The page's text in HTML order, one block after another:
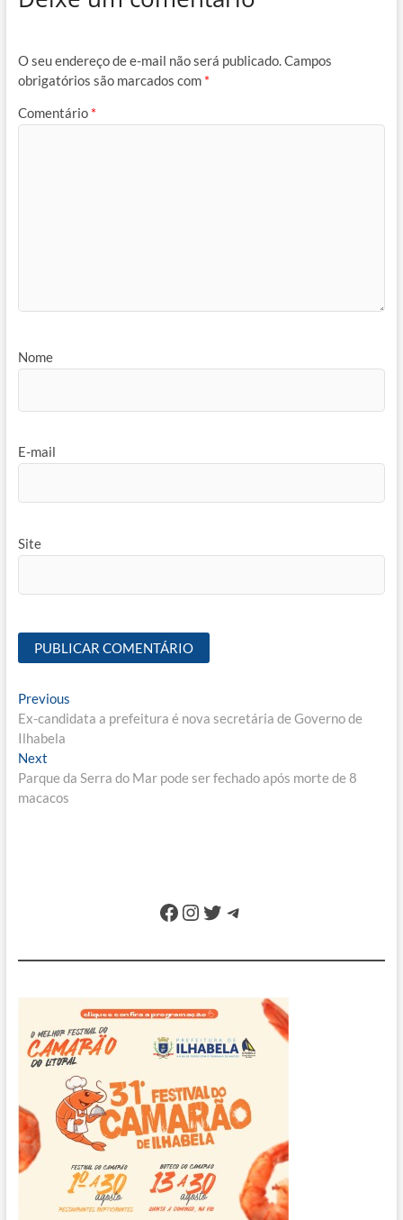
O seu endereço de e-mail não será publicado.Campos
obrigatórios são marcados com *
Comentário *
Nome
E-mail
Site
Navegação
de
Post
PreviousPrevious
post:
Ex-candidata a prefeitura é nova secretária de Governo de
Ilhabela
NextNext
post:
Parque da Serra do Mar pode ser fechado após morte de 8
macacos
Facebook
Instagram
Twitter
Telegram